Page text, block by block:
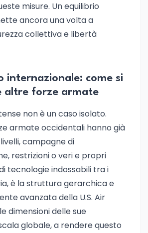
misure. Un equilibrio
ancora una volta a
collettiva e libertà
internazionale: come si
altre forze armate
non è un caso isolato.
armate occidentali hanno già
campagne di
restrizioni o veri e propri
tecnologie indossabili tra i
è la struttura gerarchica e
avanzata della U.S. Air
dimensioni delle sue
globale, a rendere questo